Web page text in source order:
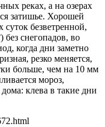
реках, а на озерах
затишье. Хорошей
безветренной,
снегопадов, во
когда дни заметно
резко меняется,
больше, чем на 10 мм
мороз,
клева в такие дни